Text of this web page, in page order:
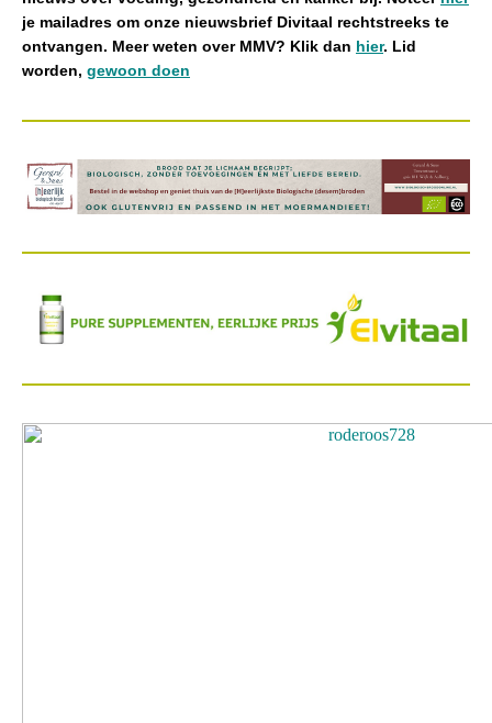
je mailadres om onze nieuwsbrief Divitaal rechtstreeks te
ontvangen. Meer weten over MMV? Klik dan hier. Lid
worden, gewoon doen